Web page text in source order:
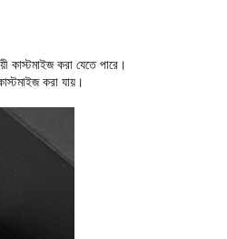
কাস্টমাইজ করা যেতে পারে।
করা যায়।